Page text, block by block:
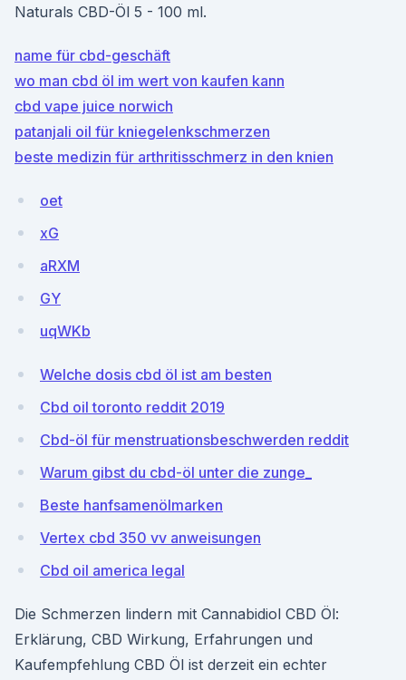
Naturals CBD-Öl 5 - 100 ml.
name für cbd-geschäft
wo man cbd öl im wert von kaufen kann
cbd vape juice norwich
patanjali oil für kniegelenkschmerzen
beste medizin für arthritisschmerz in den knien
oet
xG
aRXM
GY
uqWKb
Welche dosis cbd öl ist am besten
Cbd oil toronto reddit 2019
Cbd-öl für menstruationsbeschwerden reddit
Warum gibst du cbd-öl unter die zunge_
Beste hanfsamenölmarken
Vertex cbd 350 vv anweisungen
Cbd oil america legal
Die Schmerzen lindern mit Cannabidiol CBD Öl:
Erklärung, CBD Wirkung, Erfahrungen und
Kaufempfehlung CBD Öl ist derzeit ein echter